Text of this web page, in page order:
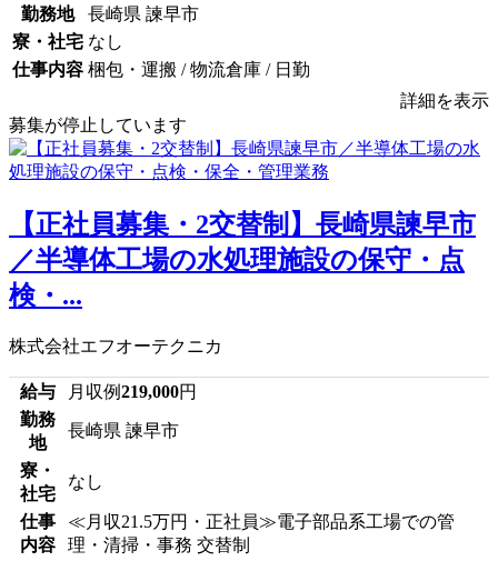
勤務地
長崎県 諫早市
寮・社宅 なし
仕事内容 梱包・運搬 / 物流倉庫 / 日勤
詳細を表示
募集が停止しています
【正社員募集・2交替制】長崎県諫早市
／半導体工場の水処理施設の保守・点
検・...
株式会社エフオーテクニカ
給与 月収例219,000円
勤務
地
長崎県 諫早市
寮・
社宅
なし
仕事
内容
≪月収21.5万円・正社員≫電子部品系工場での管
理・清掃・事務 交替制